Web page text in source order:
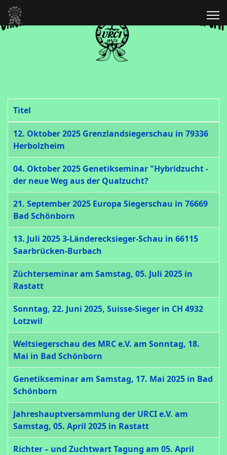
Titel
12. Oktober 2025 Grenzlandsiegerschau in 79336
Herbolzheim
04. Oktober 2025 Genetikseminar "Hybridzucht -
der neue Weg aus der Qualzucht?
21. September 2025 Europa Siegerschau in 76669
Bad Schönborn
13. Juli 2025 3-Länderecksieger-Schau in 66115
Saarbrücken-Burbach
Züchterseminar am Samstag, 05. Juli 2025 in
Rastatt
Sonntag, 22. Juni 2025, Suisse-Sieger in CH 4932
Lotzwil
Weltsiegerschau des MRC e.V. am Sonntag, 18.
Mai in Bad Schönborn
Genetikseminar am Samstag, 17. Mai 2025 in Bad
Schönborn
Jahreshauptversammlung der URCI e.V. am
Samstag, 05. April 2025 in Rastatt
Richter – und Zuchtwart Tagung am 05. April